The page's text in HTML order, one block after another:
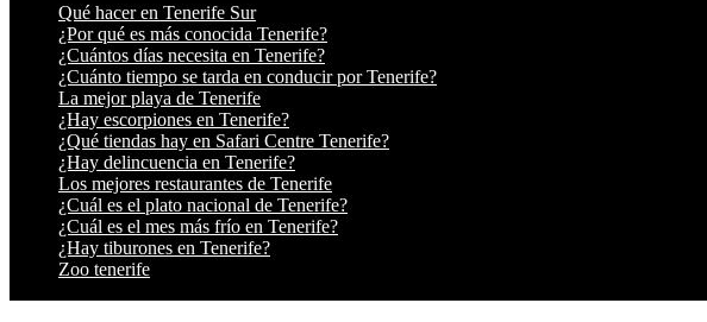
Qué hacer en Tenerife Sur
¿Por qué es más conocida Tenerife?
¿Cuántos días necesita en Tenerife?
¿Cuánto tiempo se tarda en conducir por Tenerife?
La mejor playa de Tenerife
¿Hay escorpiones en Tenerife?
¿Qué tiendas hay en Safari Centre Tenerife?
¿Hay delincuencia en Tenerife?
Los mejores restaurantes de Tenerife
¿Cuál es el plato nacional de Tenerife?
¿Cuál es el mes más frío en Tenerife?
¿Hay tiburones en Tenerife?
Zoo tenerife